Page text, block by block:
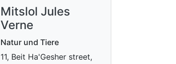
Mitslol Jules
Verne
Natur und Tiere
11, Beit Ha'Gesher street,